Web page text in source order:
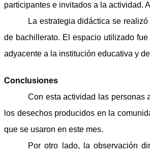
participantes e invitados a la actividad.
La estrategia didáctica se
de bachillerato. El espacio utilizado fue
adyacente a la institución educativa y
Conclusiones
Con esta actividad las personas
los desechos producidos en la
que se usaron en este mes.
Por otro lado, la observación